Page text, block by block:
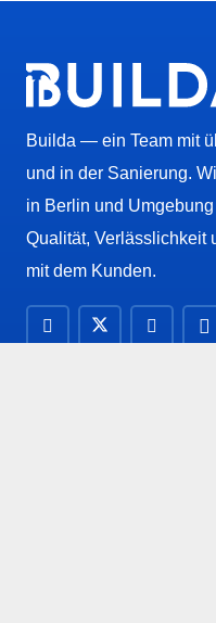
Builda — ein Team mit
und in der Sanierung.
in Berlin und
Qualität, Verlässlichkeit
mit dem Kunden.